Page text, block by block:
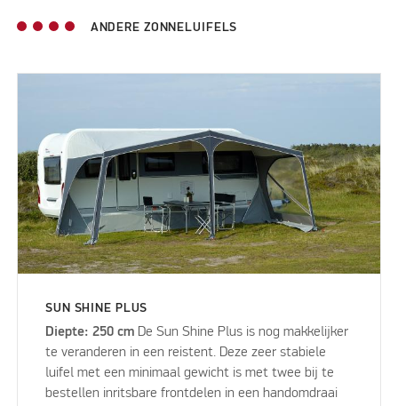
ANDERE ZONNELUIFELS
SUN SHINE PLUS
Diepte: 250 cm De Sun Shine Plus is nog makkelijker
te veranderen in een reistent. Deze zeer stabiele
luifel met een minimaal gewicht is met twee bij te
bestellen inritsbare frontdelen in een handomdraai